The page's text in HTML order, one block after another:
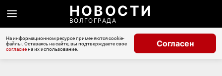
НОВОСТИ
ВОЛГОГРАДА
На информационном ресурсе применяются cookie-
файлы. Оставаясь на сайте, вы подтверждаете свое
согласиена их использование.
Согласен